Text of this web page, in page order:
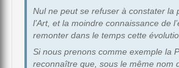
Nul ne peut se refuser à constater la
l’Art, et la moindre connaissance de
remonter dans le temps cette
Si nous prenons comme exemple la
reconnaître que, sous le même nom